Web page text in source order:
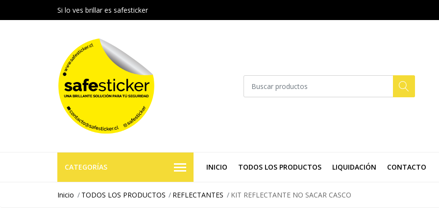
Si lo ves brillar es safesticker
CATEGORÍAS INICIO TODOS LOS PRODUCTOS LIQUIDACIÓN CONTACTO
Inicio TODOS LOS PRODUCTOS REFLECTANTES KIT REFLECTANTE NO SACAR CASCO